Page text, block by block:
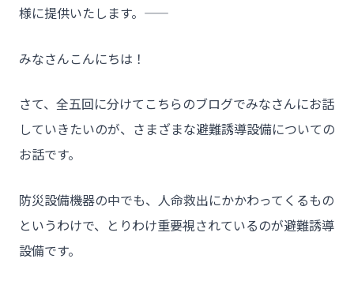
様に提供いたします。――
みなさんこんにちは！
さて、全五回に分けてこちらのブログでみなさんにお話
していきたいのが、さまざまな避難誘導設備についての
お話です。
防災設備機器の中でも、人命救出にかかわってくるもの
というわけで、とりわけ重要視されているのが避難誘導
設備です。